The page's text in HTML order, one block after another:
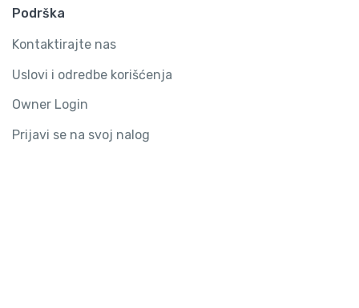
Podrška
Kontaktirajte nas
Uslovi i odredbe korišćenja
Owner Login
Prijavi se na svoj nalog